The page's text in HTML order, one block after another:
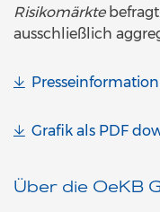
Risikomärkte
ausschließlich
Grafik als PDF
Über die OeKB